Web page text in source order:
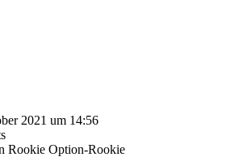
2021 um 14:56
Option-Rookie